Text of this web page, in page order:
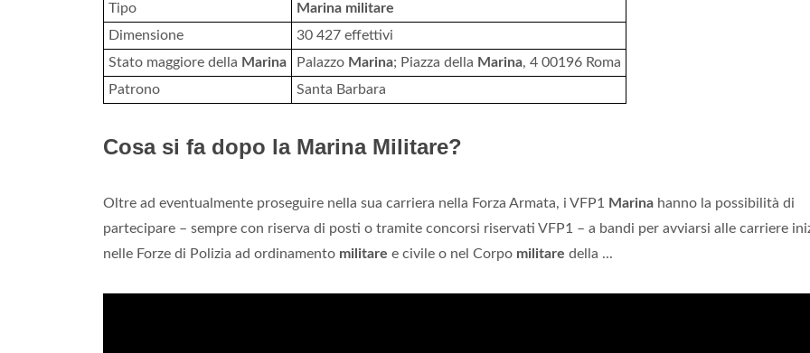
Tipo
Marina militare
Dimensione
30 427 effettivi
Stato maggiore della Marina Palazzo Marina; Piazza della Marina, 4 00196 Roma
Patrono
Santa Barbara
Cosa si fa dopo la Marina Militare?
Oltre ad eventualmente proseguire nella sua carriera nella Forza Armata, i VFP1 Marina hanno la possibilità di
partecipare – sempre con riserva di posti o tramite concorsi riservati VFP1 – a bandi per avviarsi alle carriere
nelle Forze di Polizia ad ordinamento militare e civile o nel Corpo militare della ...